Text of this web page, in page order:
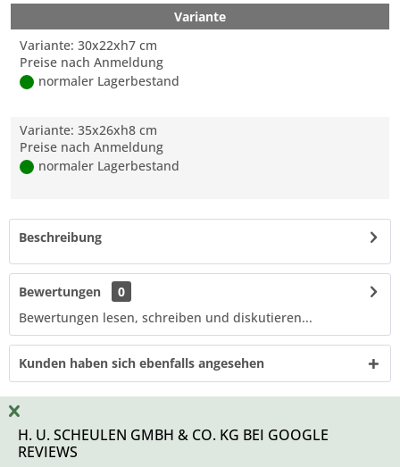
Variante
Variante: 30x22xh7 cm
Preise nach Anmeldung
normaler Lagerbestand
Variante: 35x26xh8 cm
Preise nach Anmeldung
normaler Lagerbestand
Beschreibung
Bewertungen
0
Bewertungen lesen, schreiben und diskutieren...
Kunden haben sich ebenfalls angesehen
H. U. SCHEULEN GMBH & CO. KG BEI GOOGLE
REVIEWS